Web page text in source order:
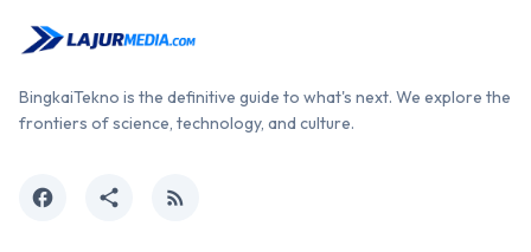
BingkaiTekno is the definitive guide to what's next. We explore the
frontiers of science, technology, and culture.
facebook share rss_feed